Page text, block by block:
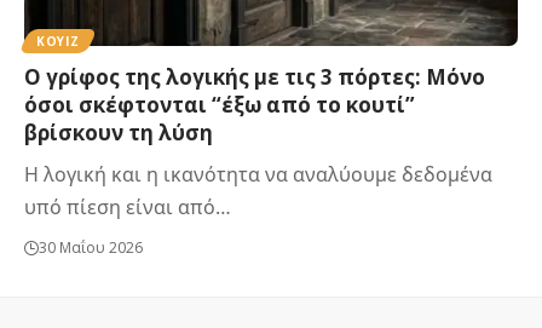
ΚΟΥΙΖ
Ο γρίφος της λογικής με τις 3 πόρτες: Μόνο
όσοι σκέφτονται “έξω από το κουτί”
βρίσκουν τη λύση
Η λογική και η ικανότητα να αναλύουμε δεδομένα
υπό πίεση είναι από…
30 Μαΐου 2026